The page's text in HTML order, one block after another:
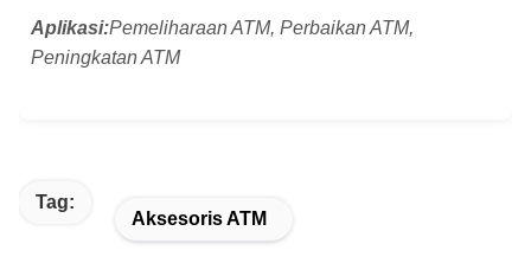
Aplikasi:Pemeliharaan ATM, Perbaikan ATM,
Peningkatan ATM
Tag:
Aksesoris ATM